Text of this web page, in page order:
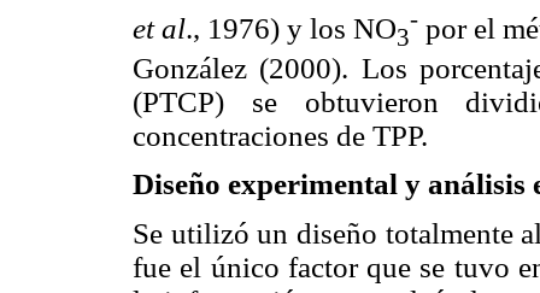
et al., 1976) y los NO3
- por el
González (2000). Los
(PTCP) se obtuvieron
concentraciones de TPP.
Diseño experimental y análisis
Se utilizó un diseño totalmente
fue el único factor que se tuvo